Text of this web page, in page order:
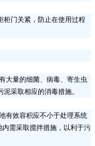
柜门关紧，防止在使用过程
大量的细菌、病毒、寄生虫
采取相应的消毒措施。
有效容积应不小于处理系统
内需采取搅拌措施，以利于污